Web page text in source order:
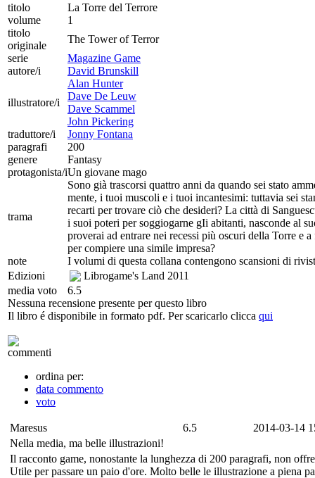
titolo
La Torre del Terrore
volume
1
titolo
originale
The Tower of Terror
serie
Magazine Game
autore/i
David Brunskill
illustratore/i
Alan Hunter
Dave De Leuw
Dave Scammel
John Pickering
traduttore/i
Jonny Fontana
paragrafi
200
genere
Fantasy
protagonista/iUn giovane mago
trama
Sono già trascorsi quattro anni da quando sei stato
mente, i tuoi muscoli e i tuoi incantesimi: tuttavia sei
recarti per trovare ciò che desideri? La città di
i suoi poteri per soggiogarne gIi abitanti, nasconde al
proverai ad entrare nei recessi più oscuri della Torre e
per compiere una simile impresa?
note
I volumi di questa collana contengono scansioni di
Edizioni
Librogame's Land 2011
media voto
6.5
Nessuna recensione presente per questo libro
Il libro é disponibile in formato pdf. Per scaricarlo clicca qui
commenti
ordina per:
data commento
voto
Maresus 6.5
2014-03-14
Nella media, ma belle illustrazioni!
Il racconto game, nonostante la lunghezza di 200 paragrafi, non
Utile per passare un paio d'ore. Molto belle le illustrazione a piena